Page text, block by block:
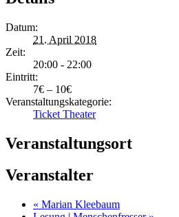
Datum:
21. April 2018
Zeit:
20:00 - 22:00
Eintritt:
7€ – 10€
Veranstaltungskategorie:
Ticket Theater
Veranstaltungsort
Veranstalter
« Marian Kleebaum